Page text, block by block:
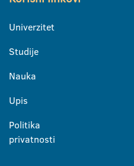
Univerzitet
Studije
Nauka
Upis
Politika
privatnosti